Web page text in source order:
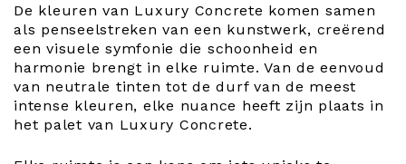
De kleuren van Luxury Concrete komen samen
als penseelstreken van een kunstwerk, creërend
een visuele symfonie die schoonheid en
harmonie brengt in elke ruimte. Van de eenvoud
van neutrale tinten tot de durf van de meest
intense kleuren, elke nuance heeft zijn plaats in
het palet van Luxury Concrete.